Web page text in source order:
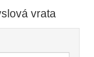
vrata